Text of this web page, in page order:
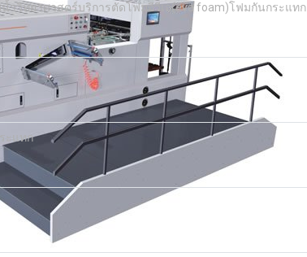
ำวิทยาศาสตร์บริการตัดโฟมอีวีเอ(eva foam)โฟมกันกระแทก
ะแทก